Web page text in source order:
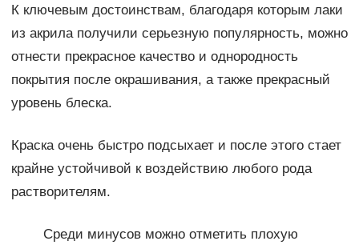
К ключевым достоинствам, благодаря которым лаки
из акрила получили серьезную популярность, можно
отнести прекрасное качество и однородность
покрытия после окрашивания, а также прекрасный
уровень блеска.
Краска очень быстро подсыхает и после этого стает
крайне устойчивой к воздействию любого рода
растворителям.
Среди минусов можно отметить плохую